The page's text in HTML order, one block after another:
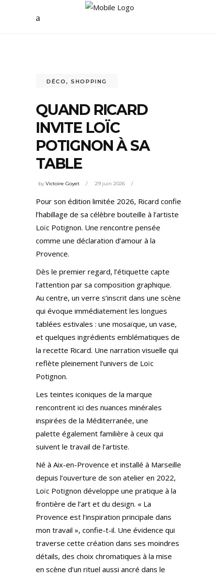
DÉCO , SHOPPING
QUAND RICARD
INVITE LOÏC
POTIGNON À SA
TABLE
byVictoire Goyet 29 juin 2026
Pour son édition limitée 2026, Ricard confie
l’habillage de sa célèbre bouteille à l’artiste
Loïc Potignon. Une rencontre pensée
comme une déclaration d’amour à la
Provence.
Dès le premier regard, l’étiquette capte
l’attention par sa composition graphique.
Au centre, un verre s’inscrit dans une scène
qui évoque immédiatement les longues
tablées estivales : une mosaïque, un vase,
et quelques ingrédients emblématiques de
la recette Ricard. Une narration visuelle qui
reflète pleinement l’univers de Loïc
Potignon.
Les teintes iconiques de la marque
rencontrent ici des nuances minérales
inspirées de la Méditerranée, une
palette également familière à ceux qui
suivent le travail de l’artiste.
Né à Aix-en-Provence et installé à Marseille
depuis l’ouverture de son atelier en 2022,
Loïc Potignon développe une pratique à la
frontière de l’art et du design. « La
Provence est l’inspiration principale dans
mon travail », confie-t-il. Une évidence qui
traverse cette création dans ses moindres
détails, des choix chromatiques à la mise
en scène d’un rituel aussi ancré dans le